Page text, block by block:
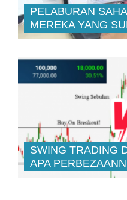
PELABURAN
MEREKA YANG
SWING TRADING
APA